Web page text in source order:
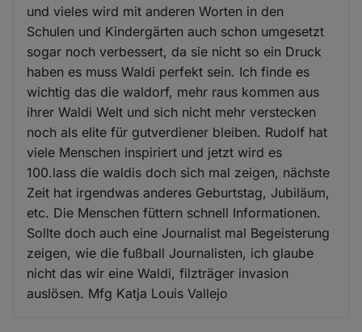
und vieles wird mit anderen Worten in den
Schulen und Kindergärten auch schon umgesetzt
sogar noch verbessert, da sie nicht so ein Druck
haben es muss Waldi perfekt sein. Ich finde es
wichtig das die waldorf, mehr raus kommen aus
ihrer Waldi Welt und sich nicht mehr verstecken
noch als elite für gutverdiener bleiben. Rudolf hat
viele Menschen inspiriert und jetzt wird es
100.lass die waldis doch sich mal zeigen, nächste
Zeit hat irgendwas anderes Geburtstag, Jubiläum,
etc. Die Menschen füttern schnell Informationen.
Sollte doch auch eine Journalist mal Begeisterung
zeigen, wie die fußball Journalisten, ich glaube
nicht das wir eine Waldi, filzträger invasion
auslösen. Mfg Katja Louis Vallejo